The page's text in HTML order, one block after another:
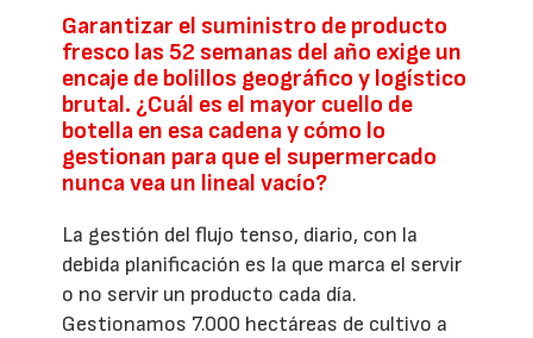
Garantizar el suministro de producto
fresco las 52 semanas del año exige un
encaje de bolillos geográfico y logístico
brutal. ¿Cuál es el mayor cuello de
botella en esa cadena y cómo lo
gestionan para que el supermercado
nunca vea un lineal vacío?
La gestión del flujo tenso, diario, con la
debida planificación es la que marca el servir
o no servir un producto cada día.
Gestionamos 7.000 hectáreas de cultivo a